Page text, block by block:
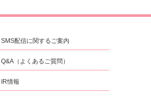
SMS配信に関するご案内
Q&A（よくあるご質問）
IR情報